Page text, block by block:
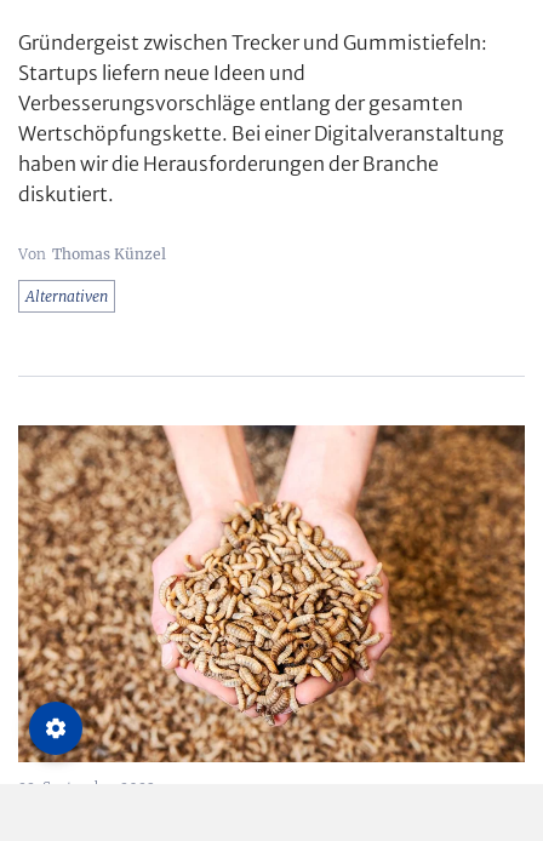
Gründergeist zwischen Trecker und Gummistiefeln:
Startups liefern neue Ideen und
Verbesserungsvorschläge entlang der gesamten
Wertschöpfungskette. Bei einer Digitalveranstaltung
haben wir die Herausforderungen der Branche
diskutiert.
Thomas Künzel
Alternativen
22. September 2023